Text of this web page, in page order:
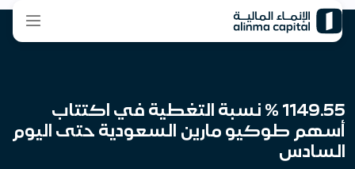
1149.55 % نسبة التغطية في اكتتاب
أسهم طوكيو مارين السعودية حتى اليوم
السادس